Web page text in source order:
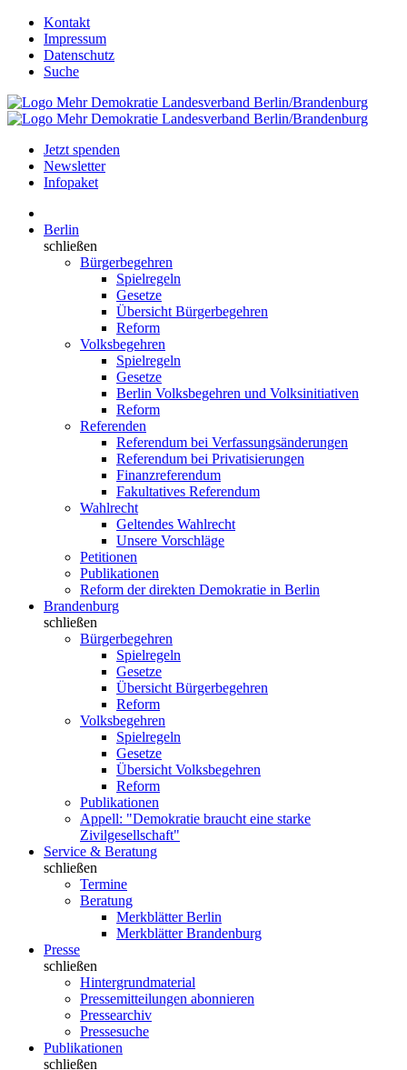
Kontakt
Impressum
Datenschutz
Suche
Jetzt spenden
Newsletter
Infopaket
Berlin
schließen
Bürgerbegehren
Spielregeln
Gesetze
Übersicht Bürgerbegehren
Reform
Volksbegehren
Spielregeln
Gesetze
Berlin Volksbegehren und Volksinitiativen
Reform
Referenden
Referendum bei Verfassungsänderungen
Referendum bei Privatisierungen
Finanzreferendum
Fakultatives Referendum
Wahlrecht
Geltendes Wahlrecht
Unsere Vorschläge
Petitionen
Publikationen
Reform der direkten Demokratie in Berlin
Brandenburg
schließen
Bürgerbegehren
Spielregeln
Gesetze
Übersicht Bürgerbegehren
Reform
Volksbegehren
Spielregeln
Gesetze
Übersicht Volksbegehren
Reform
Publikationen
Appell: "Demokratie braucht eine starke
Zivilgesellschaft"
Service & Beratung
schließen
Termine
Beratung
Merkblätter Berlin
Merkblätter Brandenburg
Presse
schließen
Hintergrundmaterial
Pressemitteilungen abonnieren
Pressearchiv
Pressesuche
Publikationen
schließen